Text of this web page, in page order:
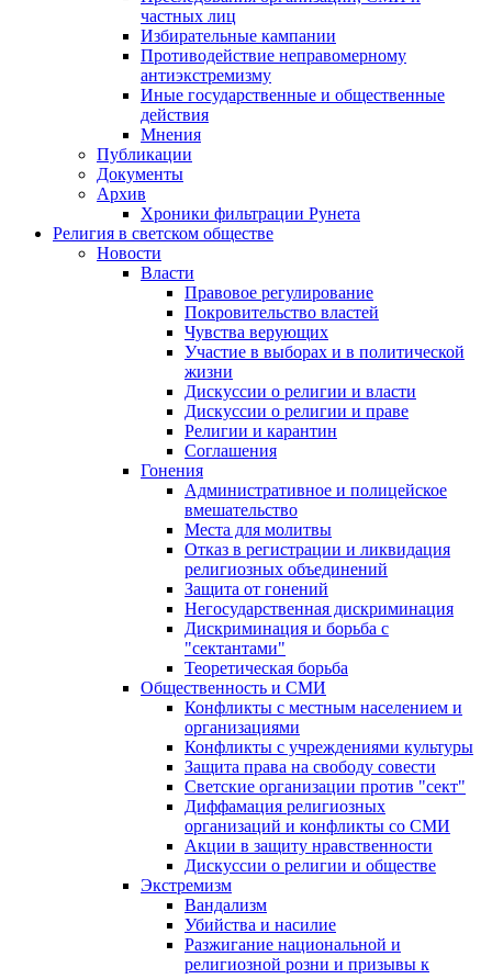
частных лиц
Избирательные кампании
Противодействие неправомерному
антиэкстремизму
Иные государственные и общественные
действия
Мнения
Публикации
Документы
Архив
Хроники фильтрации Рунета
Религия в светском обществе
Новости
Власти
Правовое регулирование
Покровительство властей
Чувства верующих
Участие в выборах и в политической
жизни
Дискуссии о религии и власти
Дискуссии о религии и праве
Религии и карантин
Соглашения
Гонения
Административное и полицейское
вмешательство
Места для молитвы
Отказ в регистрации и ликвидация
религиозных объединений
Защита от гонений
Негосударственная дискриминация
Дискриминация и борьба с
"сектантами"
Теоретическая борьба
Общественность и СМИ
Конфликты с местным населением и
организациями
Конфликты с учреждениями культуры
Защита права на свободу совести
Светские организации против "сект"
Диффамация религиозных
организаций и конфликты со СМИ
Акции в защиту нравственности
Дискуссии о религии и обществе
Экстремизм
Вандализм
Убийства и насилие
Разжигание национальной и
религиозной розни и призывы к